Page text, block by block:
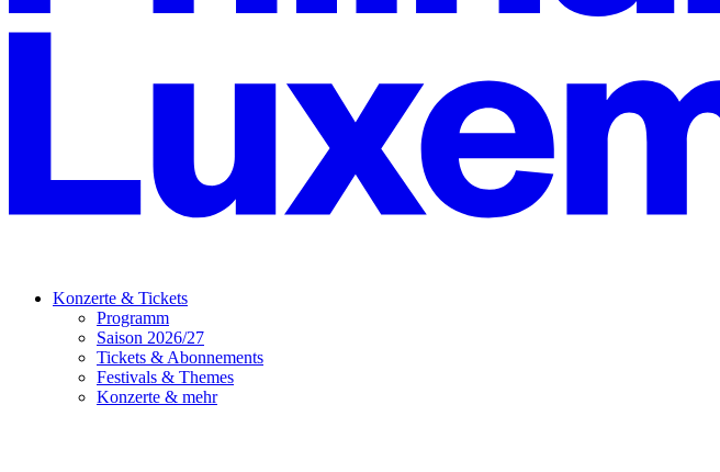
Konzerte & Tickets
Programm
Saison 2026/27
Tickets & Abonnements
Festivals & Themes
Konzerte & mehr